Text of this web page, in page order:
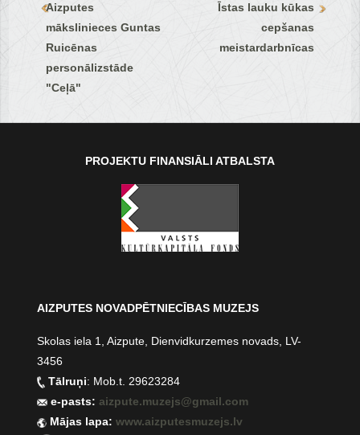
Aizputes
mākslinieces Guntas
Ruicēnas
personālizstāde
"Ceļā"
Īstas lauku kūkas
cepšanas
meistardarbnīcas
PROJEKTU FINANSIĀLI ATBALSTA
AIZPUTES NOVADPĒTNIECĪBAS MUZEJS
Skolas iela 1, Aizpute, Dienvidkurzemes novads, LV-
3456
Tālruņi: Mob.t. 29623284
e-pasts:aizpute.muzejs@gmail.com
Mājas lapa:www.aizputesmuzejs.lv